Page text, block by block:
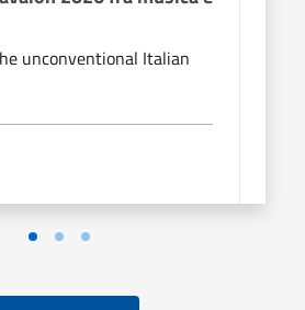
unconventional Italian